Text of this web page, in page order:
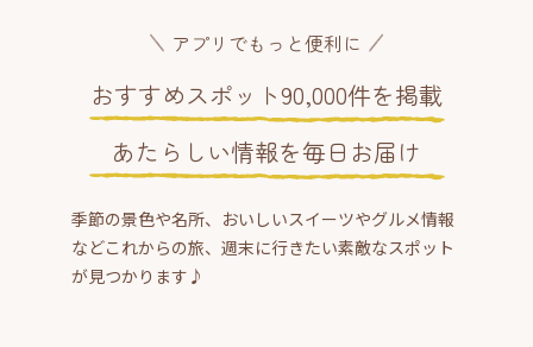
アプリでもっと便利に
おすすめスポット90,000件を掲載
あたらしい情報を毎日お届け
季節の景色や名所、おいしいスイーツやグルメ情報
などこれからの旅、週末に行きたい素敵なスポット
が見つかります♪